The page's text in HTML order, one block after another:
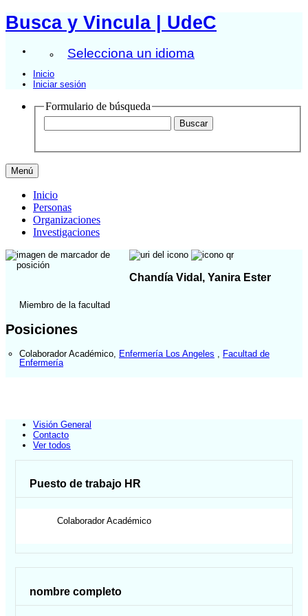
Busca y Vincula | UdeC
Selecciona un idioma
Inicio
Iniciar sesión
Formulario de búsqueda
Menú
Inicio
Personas
Organizaciones
Investigaciones
Chandía Vidal, Yanira Ester
Miembro de la facultad
Posiciones
Colaborador Académico Enfermería Los Angeles
Facultad de
Enfermería
Visión General
Contacto
Ver todos
Puesto de trabajo HR
Colaborador Académico
nombre completo